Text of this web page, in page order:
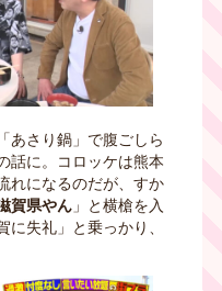
あさり鍋」で腹ごしら
話に。コロッケは熊本
れになるのだが、すか
賀県やん」と横槍を入
失礼」と乗っかり、